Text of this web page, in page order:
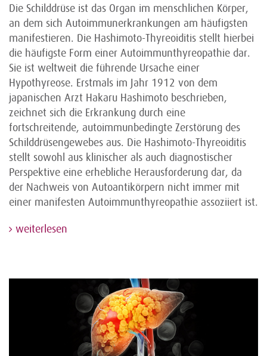
Die Schilddrüse ist das Organ im menschlichen Körper,
an dem sich Autoimmunerkrankungen am häufigsten
manifestieren. Die Hashimoto-Thyreoiditis stellt hierbei
die häufigste Form einer Autoimmunthyreopathie dar.
Sie ist weltweit die führende Ursache einer
Hypothyreose. Erstmals im Jahr 1912 von dem
japanischen Arzt Hakaru Hashimoto beschrieben,
zeichnet sich die Erkrankung durch eine
fortschreitende, autoimmunbedingte Zerstörung des
Schilddrüsengewebes aus. Die Hashimoto-Thyreoiditis
stellt sowohl aus klinischer als auch diagnostischer
Perspektive eine erhebliche Herausforderung dar, da
der Nachweis von Autoantikörpern nicht immer mit
einer manifesten Autoimmunthyreopathie assoziiert ist.
weiterlesen